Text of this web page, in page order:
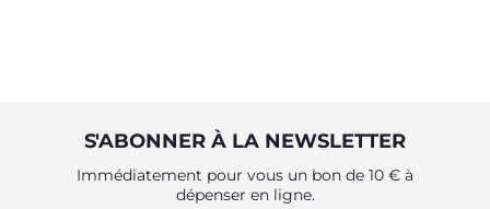
S'ABONNER À LA NEWSLETTER
Immédiatement pour vous un bon de 10 € à
dépenser en ligne.